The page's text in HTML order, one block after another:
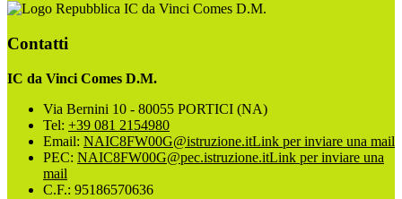
IC da Vinci Comes D.M.
Contatti
IC da Vinci Comes D.M.
Via Bernini 10 - 80055 PORTICI (NA)
Tel: +39 081 2154980
Email: NAIC8FW00G@istruzione.itLink per inviare una mail
PEC: NAIC8FW00G@pec.istruzione.itLink per inviare una
mail
C.F.: 95186570636